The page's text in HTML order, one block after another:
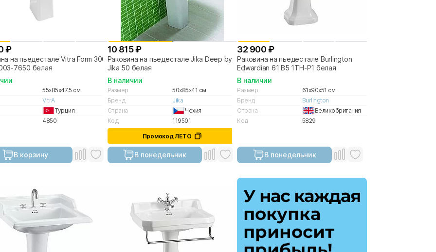
₽
на пьедестале Vitra Form 300
7650 белая
55x85x47.5 см
VitrA
Турция
4850
В корзину
10 815 ₽
Раковина на пьедестале Jika Deep by
Jika 50 белая
В наличии
Размер
50x85x41 см
Бренд
Jika
Страна
Чехия
Код
119501
Промокод ЛЕТО
В понедельник
32 900 ₽
Раковина на пьедестале Burlington
Edwardian 61 B5 1TH-P1 белая
В наличии
Размер
61x90x51 см
Бренд
Burlington
Страна
Великобритания
Код
5829
В понедельник